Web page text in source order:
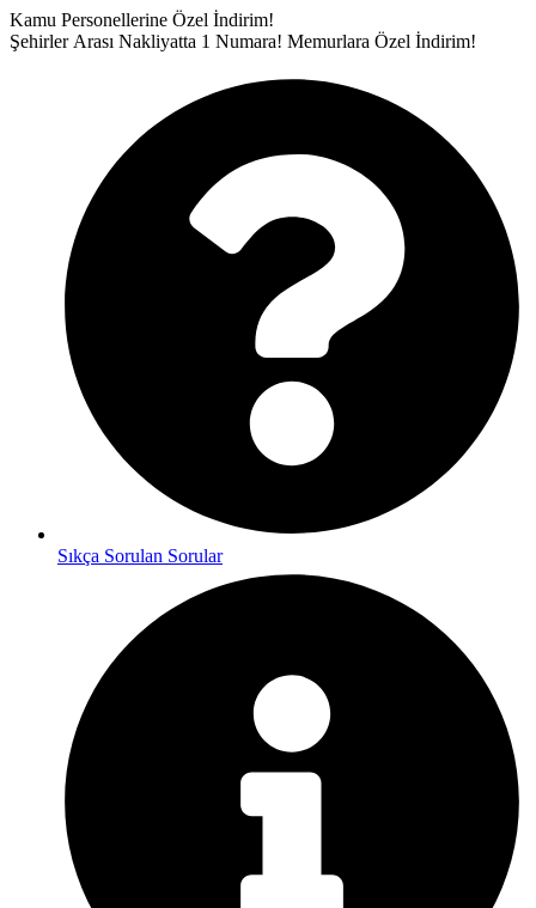
İçeriğe
atla
Kamu Personellerine Özel İndirim!
Şehirler Arası Nakliyatta 1 Numara! Memurlara Özel İndirim!
Sıkça Sorulan Sorular